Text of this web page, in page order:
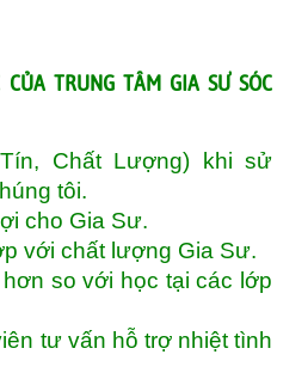
TRUNG TÂM GIA SƯ SÓC
Chất Lượng) khi sử
tôi.
cho Gia Sư.
với chất lượng Gia Sư.
so với học tại các lớp
tư vấn hỗ trợ nhiệt tình